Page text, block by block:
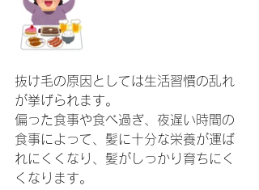
抜け毛の原因としては生活習慣の乱れ
が挙げられます。
偏った食事や食べ過ぎ、夜遅い時間の
食事によって、髪に十分な栄養が運ば
れにくくなり、髪がしっかり育ちにく
くなります。